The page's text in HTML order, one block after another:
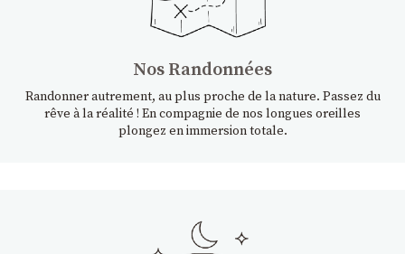
Nos Randonnées
Randonner autrement, au plus proche de la nature. Passez du
rêve à la réalité ! En compagnie de nos longues oreilles
plongez en immersion totale.